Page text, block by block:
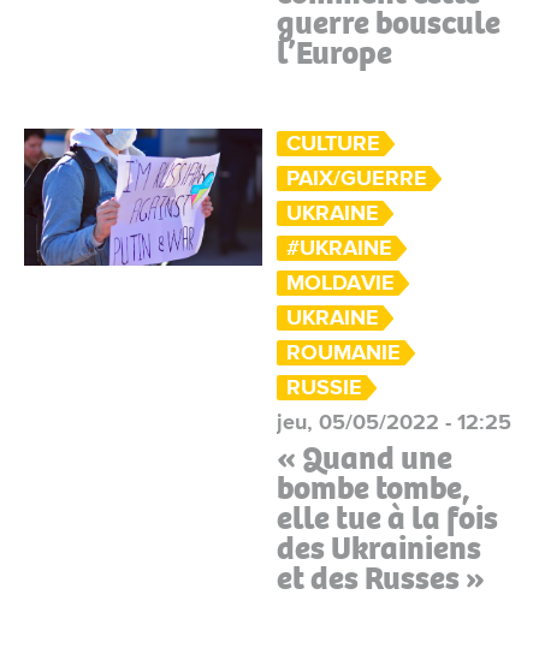
guerre bouscule
l’Europe
CULTURE
PAIX/GUERRE
UKRAINE
#UKRAINE
MOLDAVIE
UKRAINE
ROUMANIE
RUSSIE
jeu, 05/05/2022 - 12:25
« Quand une
bombe tombe,
elle tue à la fois
des Ukrainiens
et des Russes »